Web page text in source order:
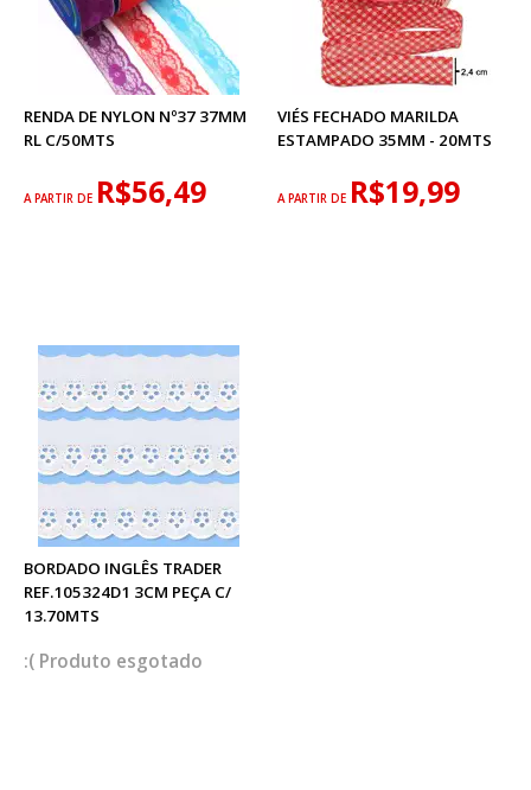
RENDA DE NYLON Nº37 37MM
RL C/50MTS
A PARTIR DE R$56,49
VIÉS FECHADO MARILDA
ESTAMPADO 35MM - 20MTS
A PARTIR DE R$19,99
BORDADO INGLÊS TRADER
REF.105324D1 3CM PEÇA C/
13.70MTS
esgotado